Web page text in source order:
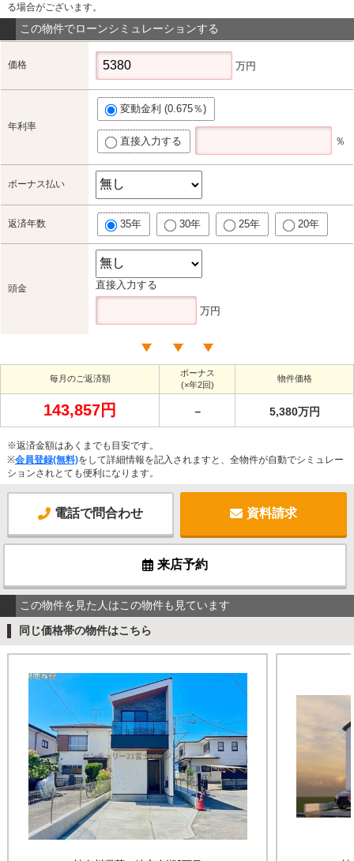
る場合がございます。
この物件でローンシミュレーションする
価格 万円
年利率
変動金利 (0.675％)
直接入力する ％
ボーナス払い
返済年数 35年 30年 25年 20年
頭金 直接入力する
万円
毎月のご返済額
ボーナス
(×年2回)
物件価格
143,857円 － 5,380万円
※返済金額はあくまでも目安です。
※会員登録(無料)をして詳細情報を記入されますと、全物件が自動でシミュレー
ションされとても便利になります。
電話で問合わせ 資料請求
来店予約
この物件を見た人はこの物件も見ています
同じ価格帯の物件はこちら